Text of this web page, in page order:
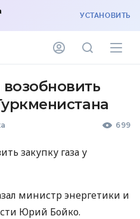
УСТАНОВИТЬ
699
закупку газа у
министр энергетики и
Юрий Бойко.